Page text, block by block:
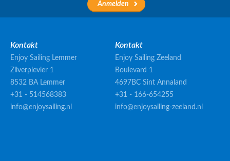
Kontakt
Enjoy Sailing Lemmer
Zilverplevier 1
8532 BA Lemmer
+31 - 514568383
info@enjoysailing.nl
Kontakt
Enjoy Sailing Zeeland
Boulevard 1
4697BC Sint Annaland
+31 - 166-654255
info@enjoysailing-zeeland.nl